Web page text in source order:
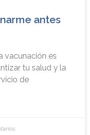
antes
vacunación es
tu salud y la
de